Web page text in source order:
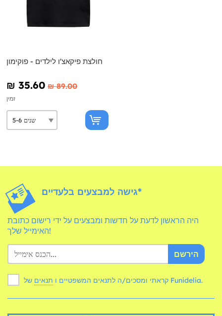
חולצת פיקאצ'ו לילדים - פוקימון
₪‎ 35.60 ₪‎ 89.00
זמין
גישה למבצעים בלעדיים*
היה הראשון לדעת על חדשות ומבצעים על ידי רישום כתובת
האימייל שלך!
הירשם
קראתי ומסכים/ה לתנאים המשפטיים ו תנאים של Funidelia.